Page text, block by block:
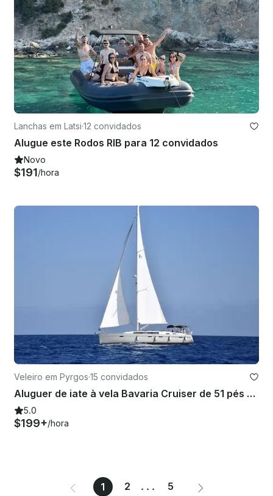
Lanchas em Latsi·12 convidados
Alugue este Rodos RIB para 12 convidados
Novo
$191/hora
Veleiro em Pyrgos·15 convidados
Aluguer de iate à vela Bavaria Cruiser de 51 pés em Pareklisia, Limassol
5.0
$199+/hora
1 2 ... 5